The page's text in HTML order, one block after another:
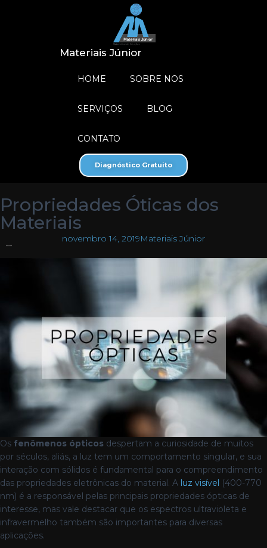
Materiais Júnior
HOME SOBRE NOS
SERVIÇOS BLOG
CONTATO
Diagnóstico Gratuito
Propriedades Óticas dos
Materiais
novembro 14, 2019Materiais Júnior
Os fenômenos ópticos despertam a curiosidade de muitos
por séculos, aliás, a luz tem um comportamento singular, e sua
interação com sólidos é fundamental para o compreendimento
das propriedades eletrônicas do material. A luz visível (400-770
nm) é a responsável pelas principais propriedades ópticas de
interesse, mas vale destacar que os espectros ultravioleta e
infravermelho também são importantes para diversas
aplicações.